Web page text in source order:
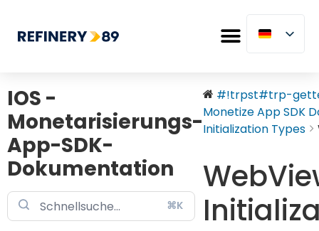
IOS -
Monetarisierungs-
App-SDK-
Dokumentation
⌘K
#!trpst#trp-
Monetize App SDK
Initialization Types